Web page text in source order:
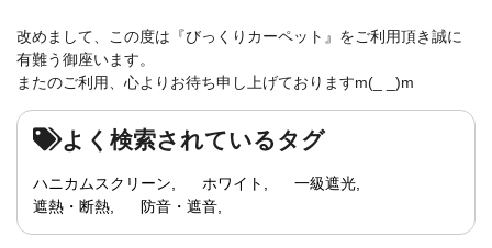
改めまして、この度は『びっくりカーペット』をご利用頂き誠に
有難う御座います。
またのご利用、心よりお待ち申し上げておりますm(_ _)m
よく検索されているタグ
ハニカムスクリーン ホワイト
一級遮光
遮熱・断熱
防音・遮音